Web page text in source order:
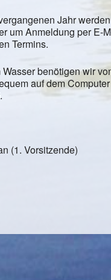
Jahr
um Anmeldung per E-
Termins.
benötigen wir
auf dem
(1. Vorsitzende)